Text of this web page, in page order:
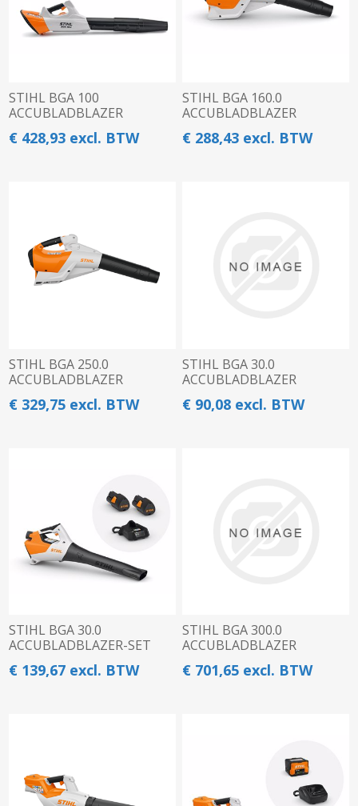
STIHL BGA 100
ACCUBLADBLAZER
€ 428,93 excl. BTW
STIHL BGA 160.0
ACCUBLADBLAZER
€ 288,43 excl. BTW
STIHL BGA 250.0
ACCUBLADBLAZER
€ 329,75 excl. BTW
STIHL BGA 30.0
ACCUBLADBLAZER
€ 90,08 excl. BTW
STIHL BGA 30.0
ACCUBLADBLAZER-SET
€ 139,67 excl. BTW
STIHL BGA 300.0
ACCUBLADBLAZER
€ 701,65 excl. BTW